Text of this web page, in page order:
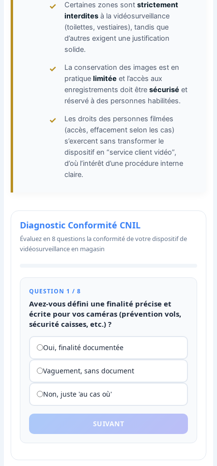
Certaines zones sontstrictement
interdites à la vidéosurveillance
(toilettes, vestiaires), tandis que
d’autres exigent une justification
solide.
La conservation des images est en
pratique limitée et l’accès aux
enregistrements doit êtresécurisé et
réservé à des personnes habilitées.
Les droits des personnes filmées
(accès, effacement selon les cas)
s’exercent sans transformer le
dispositif en “service client vidéo”,
d’où l’intérêt d’une procédure interne
claire.
Diagnostic Conformité CNIL
Évaluez en 8 questions la conformité de votre dispositif de
vidéosurveillance en magasin
QUESTION 1 / 8
Avez-vous défini une finalité précise et
écrite pour vos caméras (prévention vols,
sécurité caisses, etc.) ?
Oui, finalité documentée
Vaguement, sans document
Non, juste 'au cas où'
SUIVANT